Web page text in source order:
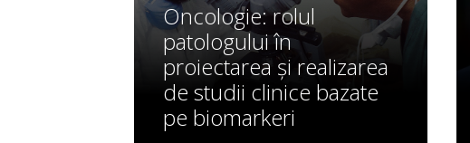
Oncologie: rolul
patologului în
proiectarea și realizarea
de studii clinice bazate
pe biomarkeri